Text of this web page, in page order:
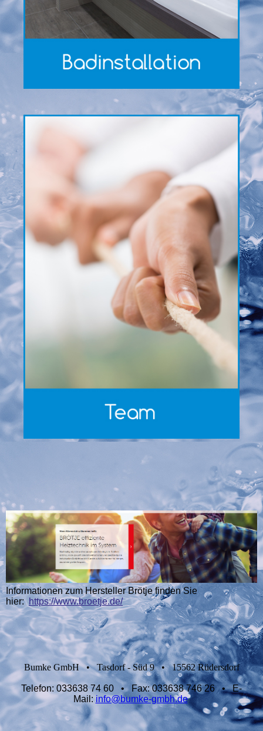
Informationen zum Hersteller Brötje finden Sie
hier: https://www.broetje.de/
Bumke GmbH•Tasdorf - Süd 9•15562 Rüdersdorf
Telefon: 033638 74 60 • Fax:033638 746 26•E-
Mail: info@bumke-gmbh.de